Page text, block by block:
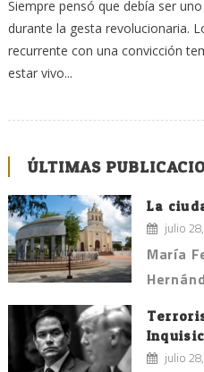
Siempre pensó que debía ser
durante la gesta revolucionaria.
recurrente con una convicción
estar vivo...
ÚLTIMAS
La
julio
María
julio